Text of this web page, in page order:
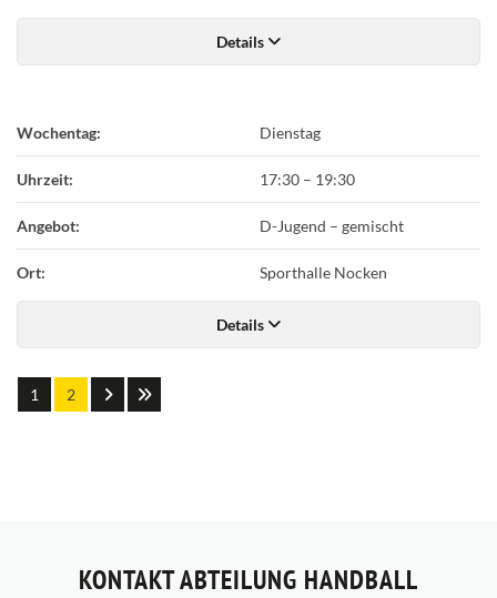
Details
Wochentag: Dienstag
Uhrzeit: 17:30 – 19:30
Angebot: D-Jugend – gemischt
Ort: Sporthalle Nocken
Details
1 2
KONTAKT ABTEILUNG HANDBALL